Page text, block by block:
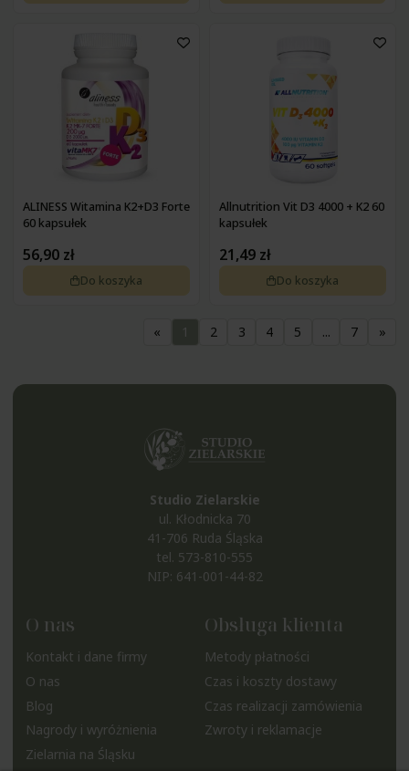
ALINESS Witamina K2+D3 Forte
60 kapsułek
56,90 zł
Do koszyka
Allnutrition Vit D3 4000 + K2 60
kapsułek
21,49 zł
Do koszyka
« 1 2 3 4 5 ... 7 »
Studio Zielarskie
ul. Kłodnicka 70
41-706 Ruda Śląska
tel. 573-810-555
NIP: 641-001-44-82
O nas
Kontakt i dane firmy
O nas
Blog
Nagrody i wyróżnienia
Zielarnia na Śląsku
Obsługa klienta
Metody płatności
Czas i koszty dostawy
Czas realizacji zamówienia
Zwroty i reklamacje